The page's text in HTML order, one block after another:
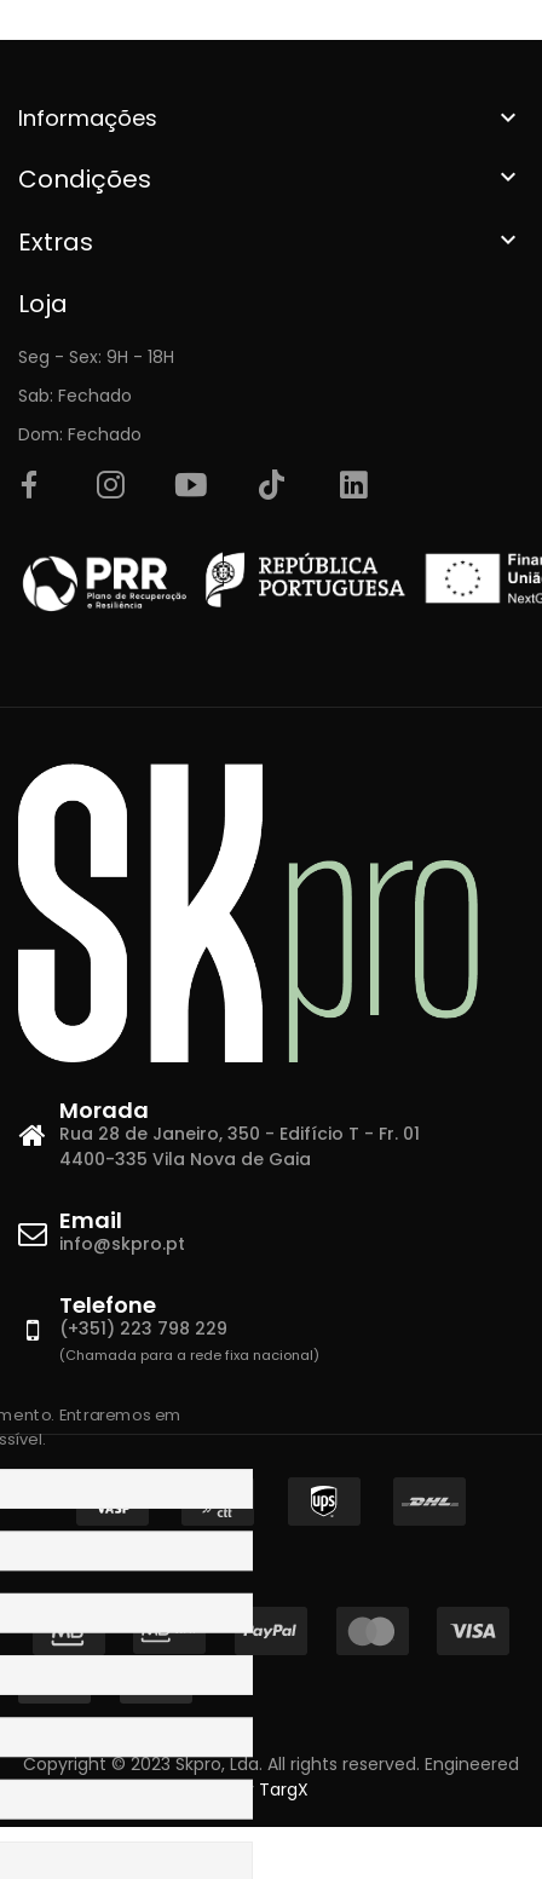
Informações 
Condições 
Extras 
Loja
Seg - Sex: 9H - 18H
Sab: Fechado
Dom: Fechado
Morada
Rua 28 de Janeiro, 350 - Edifício T - Fr. 01
4400-335 Vila Nova de Gaia
Email
info@skpro.pt
Telefone
(+351) 223 798 229
(Chamada para a rede fixa nacional)
Copyright © 2023 Skpro, Lda. All rights reserved. Engineered
by TargX
Entraremos em